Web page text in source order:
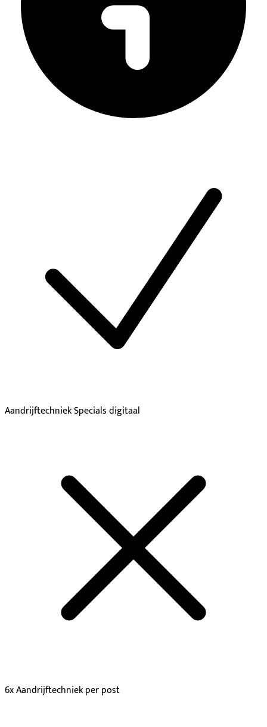
Aandrijftechniek Specials digitaal
6x Aandrijftechniek per post